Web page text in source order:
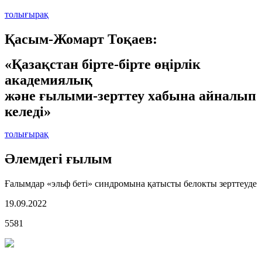
толығырақ
Қасым-Жомарт Тоқаев:
«Қазақстан бірте-бірте өңірлік
академиялық
және ғылыми-зерттеу хабына айналып
келеді»
толығырақ
Әлемдегі ғылым
Ғалымдар «эльф беті» синдромына қатысты белокты зерттеуде
19.09.2022
5581